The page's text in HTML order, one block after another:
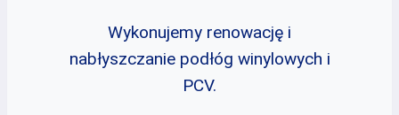
Wykonujemy renowację i
nabłyszczanie podłóg winylowych i
PCV.